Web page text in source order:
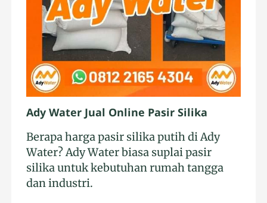
Ady Water Jual Online Pasir Silika
Berapa harga pasir silika putih di Ady
Water? Ady Water biasa suplai pasir
silika untuk kebutuhan rumah tangga
dan industri.